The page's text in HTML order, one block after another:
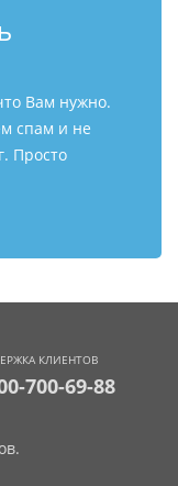
Вам нужно.
спам и не
Просто
КЛИЕНТОВ
700-69-88